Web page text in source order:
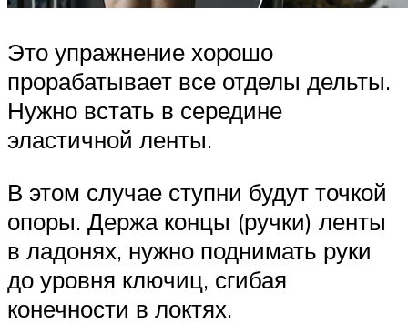
Это упражнение хорошо
прорабатывает все отделы дельты.
Нужно встать в середине
эластичной ленты.
В этом случае ступни будут точкой
опоры. Держа концы (ручки) ленты
в ладонях, нужно поднимать руки
до уровня ключиц, сгибая
конечности в локтях.